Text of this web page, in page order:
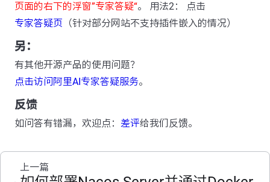
页面的右下的浮窗”专家答疑“。 用法2： 点击
专家答疑页 （针对部分网站不支持插件嵌入的情况）
另：
有其他开源产品的使用问题？
点击访问阿里AI专家答疑服务。
反馈
如问答有错漏，欢迎点： 差评给我们反馈。
上一篇